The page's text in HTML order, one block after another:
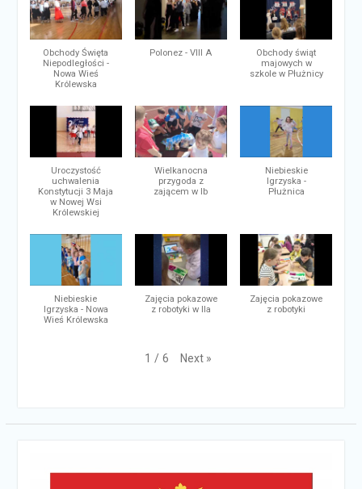
Obchody Święta
Niepodległości -
Nowa Wieś
Królewska
Polonez - VIII A
Obchody świąt
majowych w
szkole w Płużnicy
Uroczystość
uchwalenia
Konstytucji 3 Maja
w Nowej Wsi
Królewskiej
Wielkanocna
przygoda z
zającem w Ib
Niebieskie
Igrzyska -
Płużnica
Niebieskie
Igrzyska - Nowa
Wieś Królewska
Zajęcia pokazowe
z robotyki w IIa
Zajęcia pokazowe
z robotyki
1 / 6 Next »